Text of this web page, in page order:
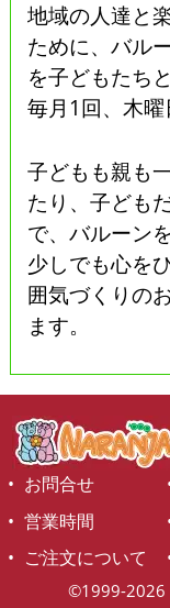
地域の人達と
ために、バル
を子どもたち
毎月1回、木曜
子どもも親も
たり、子ども
で、バルーン
少しでも心を
囲気づくりの
ます。
お問合せ
営業時間
ご注文について
©1999-2026